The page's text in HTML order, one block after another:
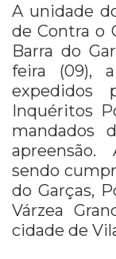
A unidade
de Contra o
Barra do
feira (09),
expedidos
Inquéritos
mandados
sendo
do Garças,
Várzea
cidade de